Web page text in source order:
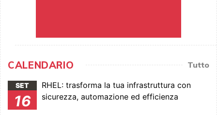
CALENDARIO Tutto
SET
16
RHEL: trasforma la tua infrastruttura con
sicurezza, automazione ed efficienza